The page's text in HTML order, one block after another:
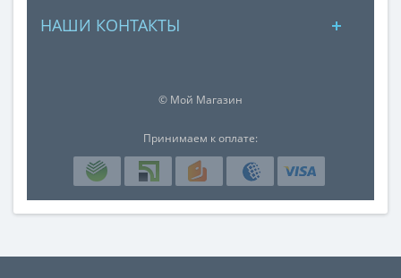
НАШИ КОНТАКТЫ
© Мой Магазин
Принимаем к оплате: